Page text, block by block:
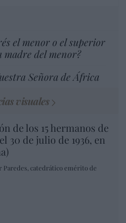
el menor o el superior
madre del menor?
Señora de África
visuales
de los 15 hermanos de
30 de julio de 1936, en
Paredes, catedrático emérito de